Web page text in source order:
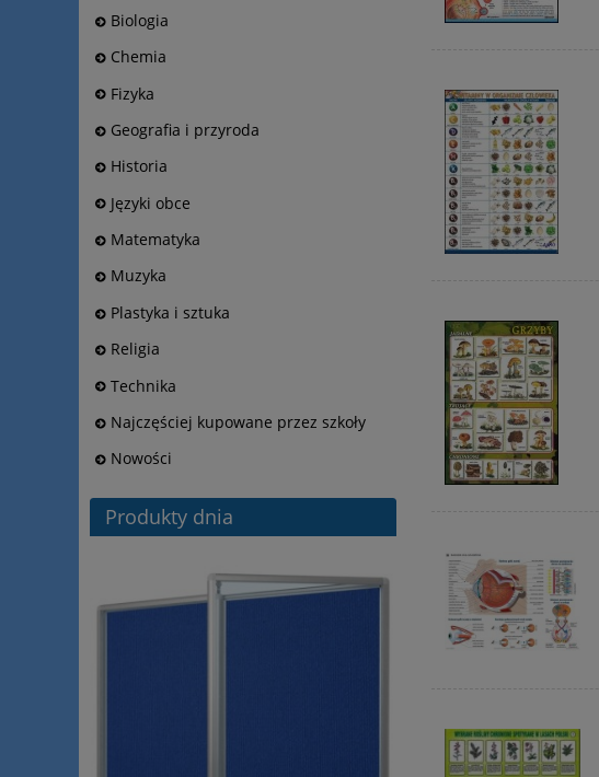
Biologia
Chemia
Fizyka
Geografia i przyroda
Historia
Języki obce
Matematyka
Muzyka
Plastyka i sztuka
Religia
Technika
Najczęściej kupowane przez szkoły
Nowości
Produkty dnia